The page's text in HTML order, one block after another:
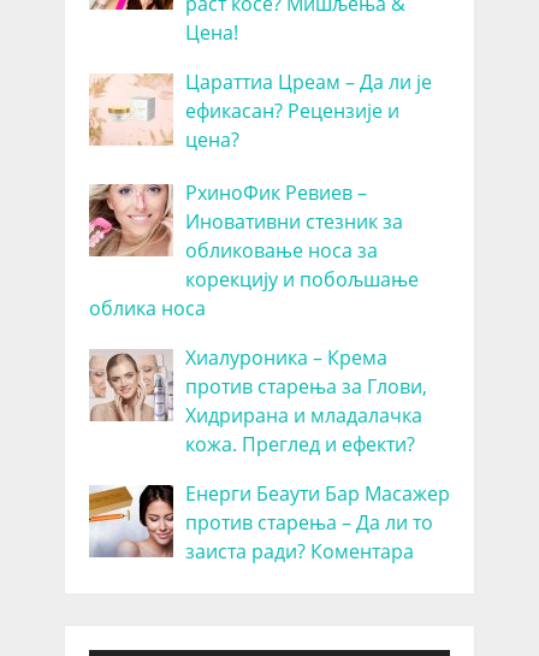
Цена!
Цараттиа Цреам – Да ли је
ефикасан? Рецензије и
цена?
РхиноФик Ревиев –
Иновативни стезник за
обликовање носа за
корекцију и побољшање
облика носа
Хиалуроника – Крема
против старења за Глови,
Хидрирана и младалачка
кожа. Преглед и ефекти?
Енерги Беаути Бар Масажер
против старења – Да ли то
заиста ради? Коментара